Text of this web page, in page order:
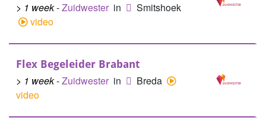
> 1 week-Zuidwester in
Smitshoek
video
Flex Begeleider Brabant
> 1 week-Zuidwester in
Breda
video